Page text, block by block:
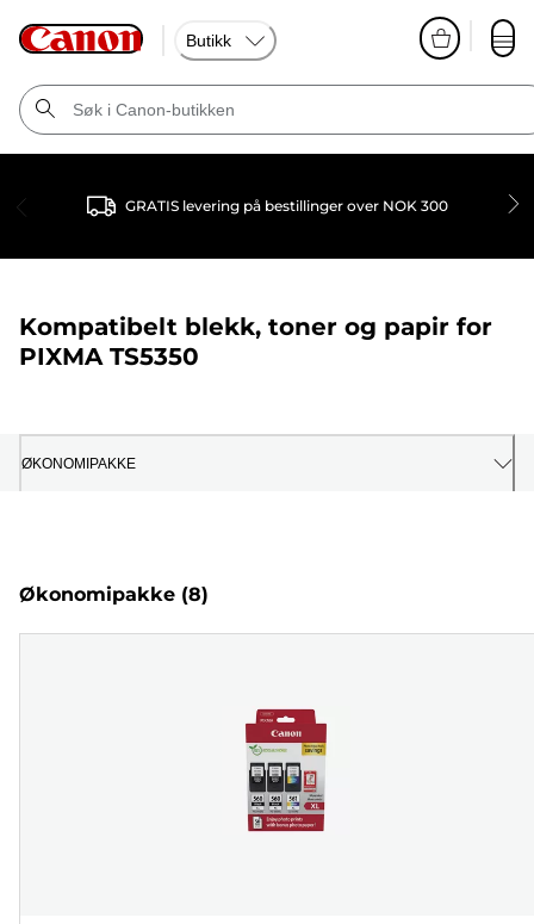
Butikk
GRATIS levering på bestillinger over NOK 300
Kompatibelt blekk, toner og papir for
PIXMA TS5350
ØKONOMIPAKKE
Økonomipakke (8)